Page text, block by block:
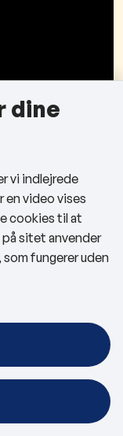
dine
vi indlejrede
en video vises
cookies til at
sitet anvender
fungerer uden